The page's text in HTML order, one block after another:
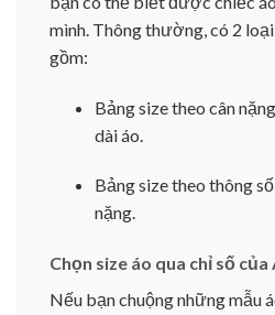
mình. Thông thường, có 2
gồm:
Bảng size theo cân
dài áo.
Bảng size theo thông
nặng.
Chọn size áo qua chỉ số của
Nếu bạn chuộng những mẫu